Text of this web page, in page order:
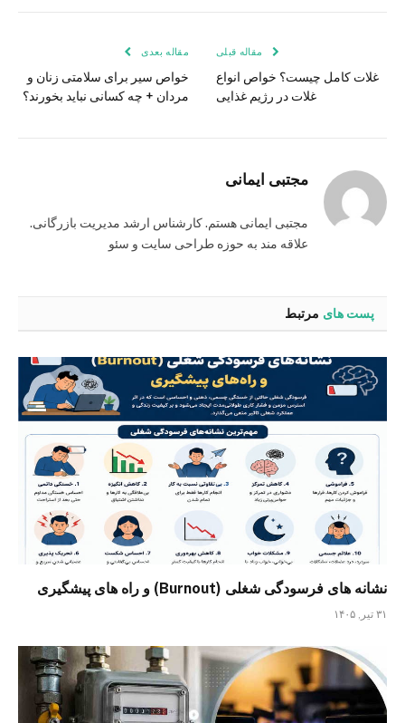
مقاله قبلی
غلات کامل چیست؟ خواص انواع
غلات در رژیم غذایی
مقاله بعدی
خواص سیر برای سلامتی زنان و
مردان + چه کسانی نباید بخورند؟
مجتبی ایمانی
مجتبی ایمانی هستم. کارشناس ارشد مدیریت بازرگانی.
علاقه مند به حوزه طراحی سایت و سئو
پست های مرتبط
نشانه های فرسودگی شغلی (Burnout) و راه های پیشگیری
۳۱ تیر, ۱۴۰۵